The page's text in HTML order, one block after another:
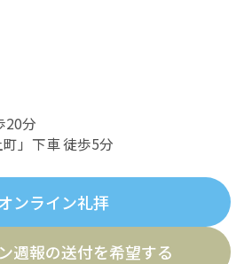
20分
」下車 徒歩5分
ンライン礼拝
週報の送付を希望する